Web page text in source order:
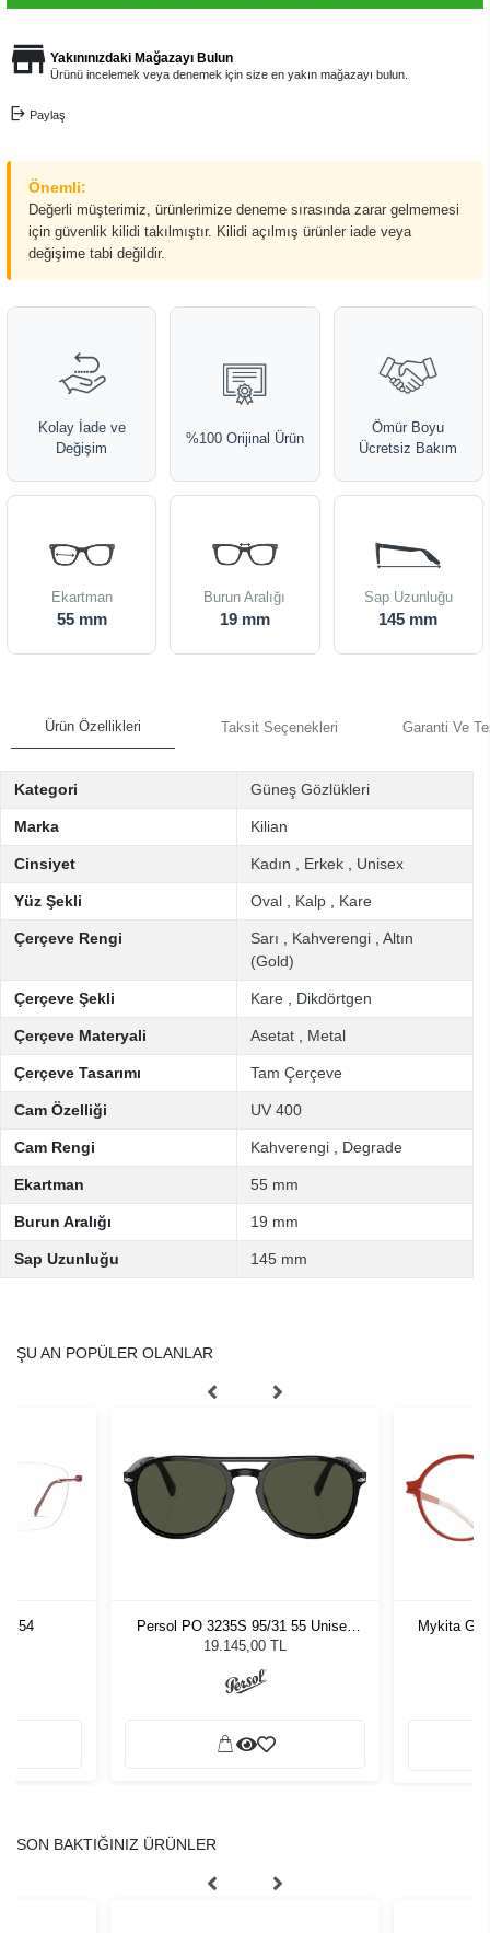
Yakınınızdaki Mağazayı Bulun
Ürünü incelemek veya denemek için size en yakın mağazayı bulun.
Paylaş
Önemli:
Değerli müşterimiz, ürünlerimize deneme sırasında zarar gelmemesi
için güvenlik kilidi takılmıştır. Kilidi açılmış ürünler iade veya
değişime tabi değildir.
Kolay İade ve
Değişim
%100 Orijinal Ürün
Ömür Boyu
Ücretsiz Bakım
Ekartman
55 mm
Burun Aralığı
19 mm
Sap Uzunluğu
145 mm
Ürün Özellikleri Taksit Seçenekleri Garanti Ve
Kategori Güneş Gözlükleri
Marka Kilian
Cinsiyet Kadın Erkek Unisex
Yüz Şekli Oval Kalp Kare
Çerçeve Rengi Sarı Kahverengi
Altın
(Gold)
Çerçeve Şekli Kare Dikdörtgen
Çerçeve Materyali Asetat Metal
Çerçeve Tasarımı Tam Çerçeve
Cam Özelliği UV 400
Cam Rengi Kahverengi Degrade
Ekartman 55 mm
Burun Aralığı 19 mm
Sap Uzunluğu 145 mm
ŞU AN POPÜLER OLANLAR
54
Persol PO 3235S 95/31 55 Unisex
Güneş Gözlüğü
19.145,00 TL
Mykita
SON BAKTIĞINIZ ÜRÜNLER